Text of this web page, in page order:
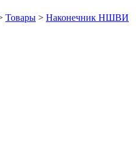
Товары > Наконечник НШВИ